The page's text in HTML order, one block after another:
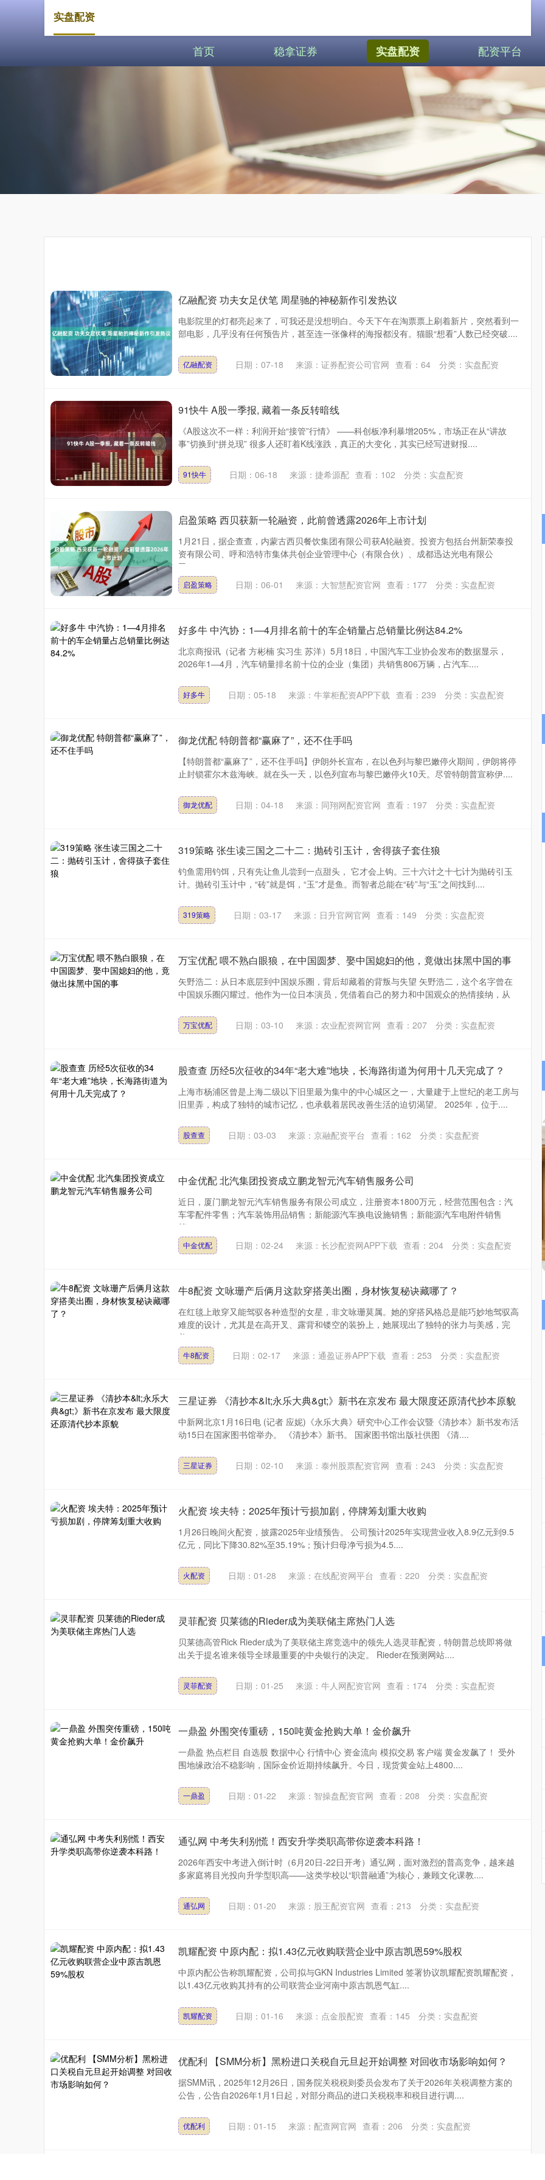
首页 稳拿证券 实盘配资 配资平台
实盘配资
亿融配资 功夫女足伏笔 周星驰的神秘新作引发热议
电影院里的灯都亮起来了，可我还是没想明白。今天下午在淘票票上刷着新片，突然看到一
部电影，几乎没有任何预告片，甚至连一张像样的海报都没有。猫眼“想看”人数已经突破....
亿融配资 日期：07-18 来源：证券配资公司官网 查看： 64 分类： 实盘配资
91快牛 A股一季报, 藏着一条反转暗线
《A股这次不一样：利润开始“接管”行情》 ——科创板净利暴增205%，市场正在从“讲故
事”切换到“拼兑现” 很多人还盯着K线涨跌，真正的大变化，其实已经写进财报....
91快牛 日期：06-18 来源：捷希源配 查看： 102 分类： 实盘配资
启盈策略 西贝获新一轮融资，此前曾透露2026年上市计划
1月21日，据企查查，内蒙古西贝餐饮集团有限公司获A轮融资。投资方包括台州新荣泰投
资有限公司、呼和浩特市集体共创企业管理中心（有限合伙）、成都迅达光电有限公
司、....
启盈策略 日期：06-01 来源：大智慧配资官网 查看： 177 分类： 实盘配资
好多牛 中汽协：1—4月排名前十的车企销量占总销量比例达84.2%
北京商报讯（记者 方彬楠 实习生 苏洋）5月18日，中国汽车工业协会发布的数据显示，
2026年1—4月，汽车销量排名前十位的企业（集团）共销售806万辆，占汽车....
好多牛 日期：05-18 来源：牛掌柜配资APP下载 查看： 239 分类： 实盘配资
御龙优配 特朗普都“赢麻了”，还不住手吗
【特朗普都“赢麻了”，还不住手吗】伊朗外长宣布，在以色列与黎巴嫩停火期间，伊朗将停
止封锁霍尔木兹海峡。就在头一天，以色列宣布与黎巴嫩停火10天。尽管特朗普宣称伊....
御龙优配 日期：04-18 来源：同翔网配资官网 查看： 197 分类： 实盘配资
319策略 张生读三国之二十二：抛砖引玉计，舍得孩子套住狼
钓鱼需用钓饵，只有先让鱼儿尝到一点甜头， 它才会上钩。三十六计之十七计为抛砖引玉
计。抛砖引玉计中，“砖”就是饵，“玉”才是鱼。而智者总能在“砖”与“玉”之间找到....
319策略 日期：03-17 来源：日升官网官网 查看： 149 分类： 实盘配资
万宝优配 喂不熟白眼狼，在中国圆梦、娶中国媳妇的他，竟做出抹黑中国的事
矢野浩二：从日本底层到中国娱乐圈，背后却藏着的背叛与失望 矢野浩二，这个名字曾在
中国娱乐圈闪耀过。他作为一位日本演员，凭借着自己的努力和中国观众的热情接纳，从
万宝优配 日期：03-10 来源：农业配资网官网 查看： 207 分类： 实盘配资
股查查 历经5次征收的34年“老大难”地块，长海路街道为何用十几天完成了？
上海市杨浦区曾是上海二级以下旧里最为集中的中心城区之一，大量建于上世纪的老工房与
旧里弄，构成了独特的城市记忆，也承载着居民改善生活的迫切渴望。 2025年，位于....
股查查 日期：03-03 来源：京融配资平台 查看： 162 分类： 实盘配资
中金优配 北汽集团投资成立鹏龙智元汽车销售服务公司
近日，厦门鹏龙智元汽车销售服务有限公司成立，注册资本1800万元，经营范围包含：汽
车零配件零售；汽车装饰用品销售；新能源汽车换电设施销售；新能源汽车电附件销售
等....
中金优配 日期：02-24 来源：长沙配资网APP下载 查看： 204 分类： 实盘配资
牛8配资 文咏珊产后俩月这款穿搭美出圈，身材恢复秘诀藏哪了？
在红毯上敢穿又能驾驭各种造型的女星，非文咏珊莫属。她的穿搭风格总是能巧妙地驾驭高
难度的设计，尤其是在高开叉、露背和镂空的装扮上，她展现出了独特的张力与美感，完
美....
牛8配资 日期：02-17 来源：通盈证券APP下载 查看： 253 分类： 实盘配资
三星证券 《清抄本&lt;永乐大典&gt;》新书在京发布 最大限度还原清代抄本原貌
中新网北京1月16日电 (记者 应妮)《永乐大典》研究中心工作会议暨《清抄本》新书发布活
动15日在国家图书馆举办。 《清抄本》新书。 国家图书馆出版社供图 《清....
三星证券 日期：02-10 来源：泰州股票配资官网 查看： 243 分类： 实盘配资
火配资 埃夫特：2025年预计亏损加剧，停牌筹划重大收购
1月26日晚间火配资，披露2025年业绩预告。 公司预计2025年实现营业收入8.9亿元到9.5
亿元，同比下降30.82%至35.19%；预计归母净亏损为4.5....
火配资 日期：01-28 来源：在线配资网平台 查看： 220 分类： 实盘配资
灵菲配资 贝莱德的Rieder成为美联储主席热门人选
贝莱德高管Rick Rieder成为了美联储主席竞选中的领先人选灵菲配资，特朗普总统即将做
出关于提名谁来领导全球最重要的中央银行的决定。 Rieder在预测网站....
灵菲配资 日期：01-25 来源：牛人网配资官网 查看： 174 分类： 实盘配资
一鼎盈 外围突传重磅，150吨黄金抢购大单！金价飙升
一鼎盈 热点栏目 自选股 数据中心 行情中心 资金流向 模拟交易 客户端 黄金发飙了！ 受外
围地缘政治不稳影响，国际金价近期持续飙升。今日，现货黄金站上4800....
一鼎盈 日期：01-22 来源：智操盘配资官网 查看： 208 分类： 实盘配资
通弘网 中考失利别慌！西安升学类职高带你逆袭本科路！
2026年西安中考进入倒计时（6月20日-22日开考）通弘网，面对激烈的普高竞争，越来越
多家庭将目光投向升学型职高——这类学校以“职普融通”为核心，兼顾文化课教....
通弘网 日期：01-20 来源：股王配资官网 查看： 213 分类： 实盘配资
凯耀配资 中原内配：拟1.43亿元收购联营企业中原吉凯恩59%股权
中原内配公告称凯耀配资，公司拟与GKN Industries Limited 签署协议凯耀配资凯耀配资，
以1.43亿元收购其持有的公司联营企业河南中原吉凯恩气缸....
凯耀配资 日期：01-16 来源：点金股配资 查看： 145 分类： 实盘配资
优配利 【SMM分析】黑粉进口关税自元旦起开始调整 对回收市场影响如何？
据SMM讯，2025年12月26日，国务院关税税则委员会发布了关于2026年关税调整方案的
公告，公告自2026年1月1日起，对部分商品的进口关税税率和税目进行调....
优配利 日期：01-15 来源：配查网官网 查看： 206 分类： 实盘配资
1.02% 深证成指 14311.01